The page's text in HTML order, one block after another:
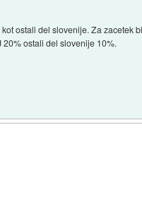
ostali del slovenije. Za zacetek
ostali del slovenije 10%.